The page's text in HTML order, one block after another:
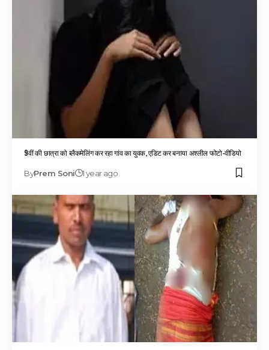
9वीं की छात्रा को ब्लैकमेलिंग कर रहा गांव का युवक, एडिट कर बनाया अश्लील फोटो-वीडियो
ByPrem Soni 1 year ago